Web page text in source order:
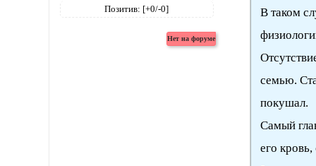
Позитив: [+0/-0]
В таком
семью.
покушал.
Самый
его